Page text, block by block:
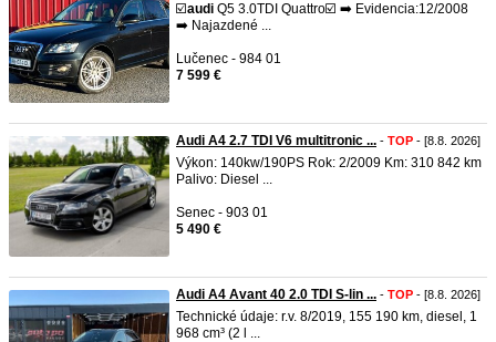
☑️audi Q5 3.0TDI Quattro☑️ ➡️ Evidencia:12/2008
➡️ Najazdené ...
Lučenec - 984 01
7 599 €
Audi A4 2.7 TDI V6 multitronic ... - TOP - [8.8. 2026]
Výkon: 140kw/190PS Rok: 2/2009 Km: 310 842 km
Palivo: Diesel ...
Senec - 903 01
5 490 €
Audi A4 Avant 40 2.0 TDI S-lin ... - TOP - [8.8. 2026]
Technické údaje: r.v. 8/2019, 155 190 km, diesel, 1
968 cm³ (2 l ...